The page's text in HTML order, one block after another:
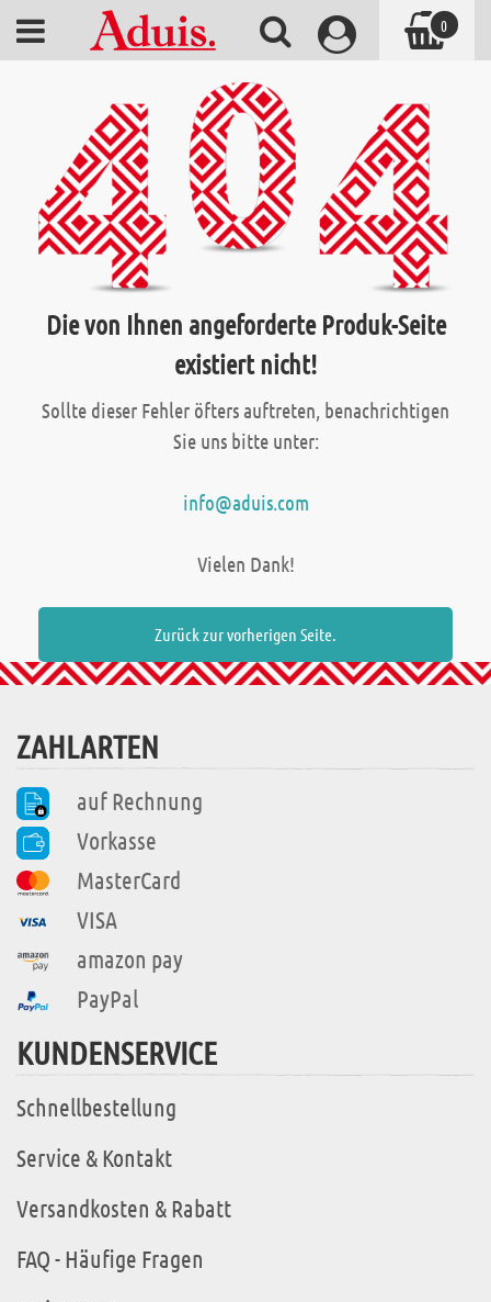
Die von Ihnen angeforderte Produk-Seite
existiert nicht!
Sollte dieser Fehler öfters auftreten, benachrichtigen
Sie uns bitte unter:
info@aduis.com
Vielen Dank!
Zurück zur vorherigen Seite.
ZAHLARTEN
auf Rechnung
Vorkasse
MasterCard
VISA
amazon pay
PayPal
KUNDENSERVICE
Schnellbestellung
Service & Kontakt
Versandkosten & Rabatt
FAQ - Häufige Fragen
0